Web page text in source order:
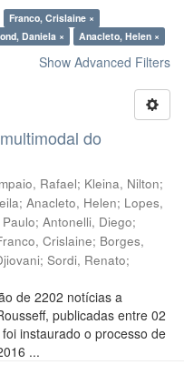
Franco, Crislaine ×
Daniela × Anacleto, Helen ×
Show Advanced Filters
do
Rafael; Kleina, Nilton;
; Anacleto, Helen; Lopes,
; Antonelli, Diego;
Crislaine; Borges,
; Sordi, Renato;
de 2202 notícias a
publicadas entre 02
instaurado o processo de
...